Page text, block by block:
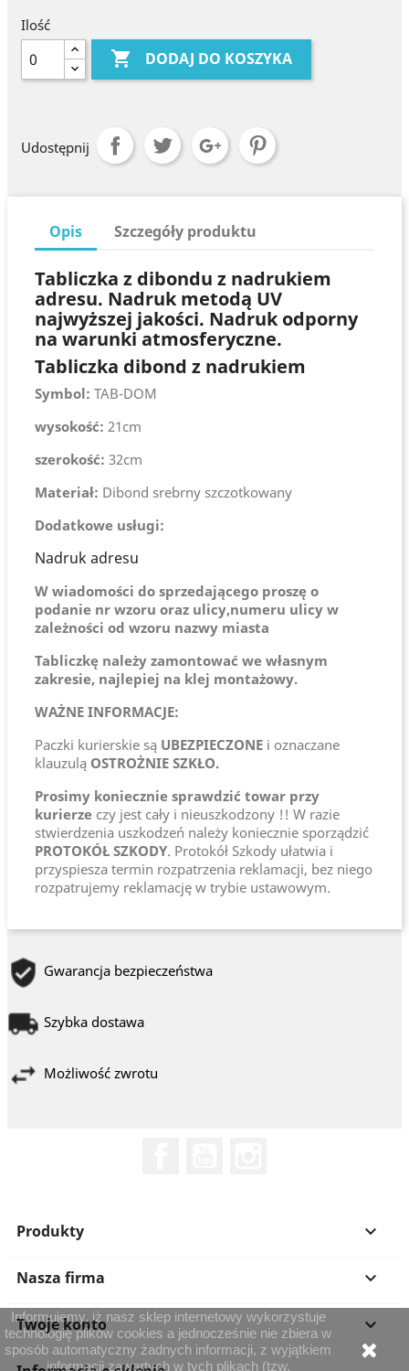
Ilość
 DODAJ DO KOSZYKA
Udostępnij
Opis Szczegóły produktu
Tabliczka z dibondu z nadrukiem
adresu. Nadruk metodą UV
najwyższej jakości. Nadruk odporny
na warunki atmosferyczne.
Tabliczka dibond z nadrukiem
Symbol: TAB-DOM
wysokość: 21cm
szerokość: 32cm
Materiał: Dibond srebrny szczotkowany
Dodatkowe usługi:
Nadruk adresu
W wiadomości do sprzedającego proszę o
podanie nr wzoru oraz ulicy,numeru ulicy w
zależności od wzoru nazwy miasta
Tabliczkę należy zamontować we własnym
zakresie, najlepiej na klej montażowy.
WAŻNE INFORMACJE:
Paczki kurierskie są UBEZPIECZONE i oznaczane
klauzulą OSTROŻNIE SZKŁO.
Prosimy koniecznie sprawdzić towar przy
kurierze czy jest cały i nieuszkodzony !! W razie
stwierdzenia uszkodzeń należy koniecznie sporządzić
PROTOKÓŁ SZKODY. Protokół Szkody ułatwia i
przyspiesza termin rozpatrzenia reklamacji, bez niego
rozpatrujemy reklamację w trybie ustawowym.
Gwarancja bezpieczeństwa
Szybka dostawa
Możliwość zwrotu
Produkty 
Nasza firma 
Twoje konto 
Informujemy, iż nasz sklep internetowy wykorzystuje
technologię plików cookies a jednocześnie nie zbiera w
sposób automatyczny żadnych informacji, z wyjątkiem
informacji zawartych w tych plikach (tzw.